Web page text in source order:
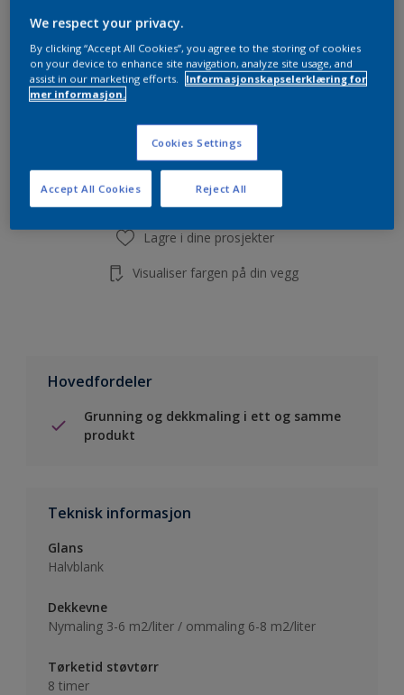
Legg i handleliste
Finn en forhandler
Lagre i dine prosjekter
Visualiser fargen på din vegg
Hovedfordeler
Grunning og dekkmaling i ett og samme
produkt
Teknisk informasjon
Glans
Halvblank
Dekkevne
Nymaling 3-6 m2/liter / ommaling 6-8 m2/liter
Tørketid støvtørr
8 timer
We respect your privacy.
By clicking “Accept All Cookies”, you agree to the storing of cookies
on your device to enhance site navigation, analyze site usage, and
assist in our marketing efforts.
Informasjonskapselerklæring for
mer informasjon.
Cookies Settings
Reject All
Accept All Cookies